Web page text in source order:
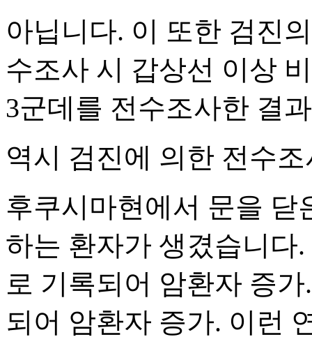
아닙니다. 이 또한 검진
수조사 시 갑상선 이상
3군데를 전수조사한 결
역시 검진에 의한 전수
후쿠시마현에서 문을 닫
하는 환자가 생겼습니다
로 기록되어 암환자 증
되어 암환자 증가. 이런